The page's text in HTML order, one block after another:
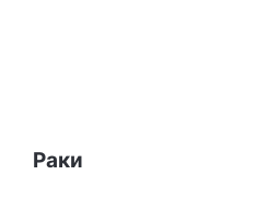
Раки